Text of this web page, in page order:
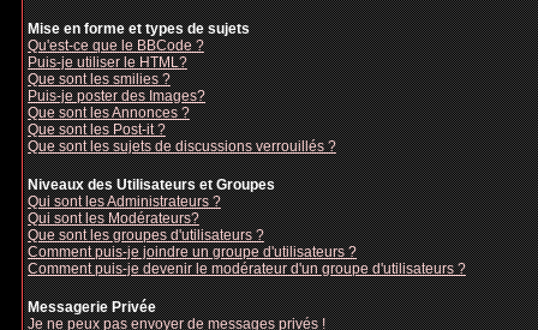
Mise en forme et types de sujets
Qu'est-ce que le BBCode ?
Puis-je utiliser le HTML?
Que sont les smilies ?
Puis-je poster des Images?
Que sont les Annonces ?
Que sont les Post-it ?
Que sont les sujets de discussions verrouillés ?
Niveaux des Utilisateurs et Groupes
Qui sont les Administrateurs ?
Qui sont les Modérateurs?
Que sont les groupes d'utilisateurs ?
Comment puis-je joindre un groupe d'utilisateurs ?
Comment puis-je devenir le modérateur d'un groupe d'utilisateurs ?
Messagerie Privée
Je ne peux pas envoyer de messages privés !